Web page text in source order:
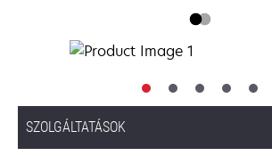
SZOLGÁLTATÁSOK